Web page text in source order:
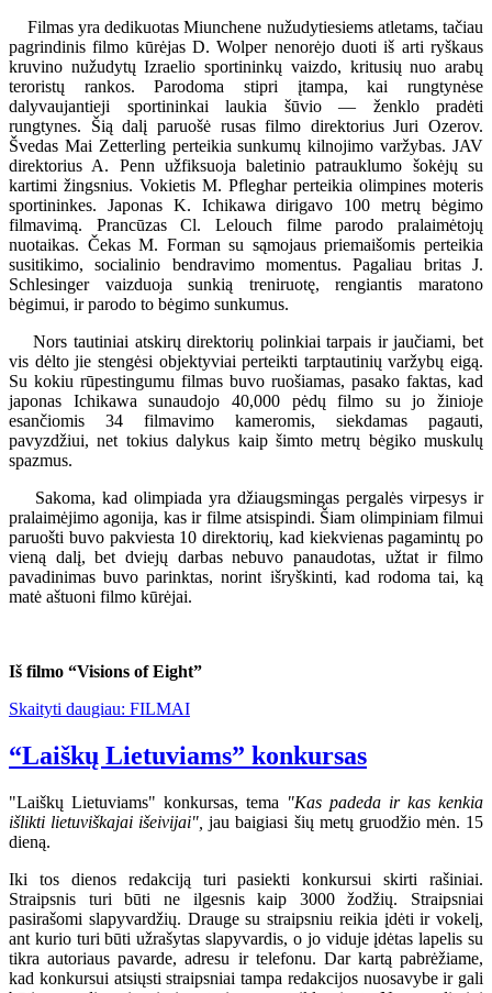
Filmas yra dedikuotas Miunchene nužudytiesiems atletams, tačiau
pagrindinis filmo kūrėjas D. Wolper nenorėjo duoti iš arti ryškaus
kruvino nužudytų Izraelio sportininkų vaizdo, kritusių nuo arabų
teroristų rankos. Parodoma stipri įtampa, kai rungtynėse
dalyvaujantieji sportininkai laukia šūvio — ženklo pradėti
rungtynes. Šią dalį paruošė rusas filmo direktorius Juri Ozerov.
Švedas Mai Zetterling perteikia sunkumų kilnojimo varžybas. JAV
direktorius A. Penn užfiksuoja baletinio patrauklumo šokėjų su
kartimi žingsnius. Vokietis M. Pfleghar perteikia olimpines moteris
sportininkes. Japonas K. Ichikawa dirigavo 100 metrų bėgimo
filmavimą. Prancūzas Cl. Lelouch filme parodo pralaimėtojų
nuotaikas. Čekas M. Forman su sąmojaus priemaišomis perteikia
susitikimo, socialinio bendravimo momentus. Pagaliau britas J.
Schlesinger vaizduoja sunkią treniruotę, rengiantis maratono
bėgimui, ir parodo to bėgimo sunkumus.
Nors tautiniai atskirų direktorių polinkiai tarpais ir jaučiami, bet
vis dėlto jie stengėsi objektyviai perteikti tarptautinių varžybų eigą.
Su kokiu rūpestingumu filmas buvo ruošiamas, pasako faktas, kad
japonas Ichikawa sunaudojo 40,000 pėdų filmo su jo žinioje
esančiomis 34 filmavimo kameromis, siekdamas pagauti,
pavyzdžiui, net tokius dalykus kaip šimto metrų bėgiko muskulų
spazmus.
Sakoma, kad olimpiada yra džiaugsmingas pergalės virpesys ir
pralaimėjimo agonija, kas ir filme atsispindi. Šiam olimpiniam filmui
paruošti buvo pakviesta 10 direktorių, kad kiekvienas pagamintų po
vieną dalį, bet dviejų darbas nebuvo panaudotas, užtat ir filmo
pavadinimas buvo parinktas, norint išryškinti, kad rodoma tai, ką
matė aštuoni filmo kūrėjai.
Iš filmo “Visions of Eight”
Skaityti daugiau: FILMAI
“Laiškų Lietuviams” konkursas
"Laiškų Lietuviams" konkursas, tema "Kas padeda ir kas kenkia
išlikti lietuviškajai išeivijai", jau baigiasi šių metų gruodžio mėn. 15
dieną.
Iki tos dienos redakciją turi pasiekti konkursui skirti rašiniai.
Straipsnis turi būti ne ilgesnis kaip 3000 žodžių. Straipsniai
pasirašomi slapyvardžių. Drauge su straipsniu reikia įdėti ir vokelį,
ant kurio turi būti užrašytas slapyvardis, o jo viduje įdėtas lapelis su
tikra autoriaus pavarde, adresu ir telefonu. Dar kartą pabrėžiame,
kad konkursui atsiųsti straipsniai tampa redakcijos nuosavybe ir gali